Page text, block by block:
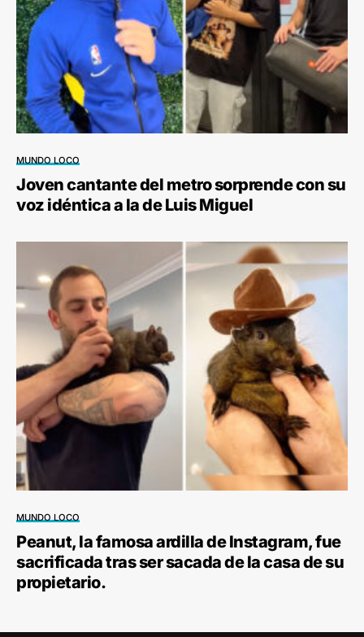
MUNDO LOCO
Joven cantante del metro sorprende con su
voz idéntica a la de Luis Miguel
MUNDO LOCO
Peanut, la famosa ardilla de Instagram, fue
sacrificada tras ser sacada de la casa de su
propietario.